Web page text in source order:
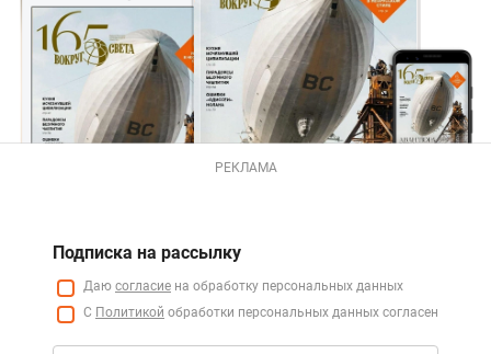
РЕКЛАМА
Подписка на рассылку
Даю согласие на обработку персональных данных
С Политикой обработки персональных данных согласен